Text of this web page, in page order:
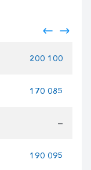
200 100
170 085
—
190 095